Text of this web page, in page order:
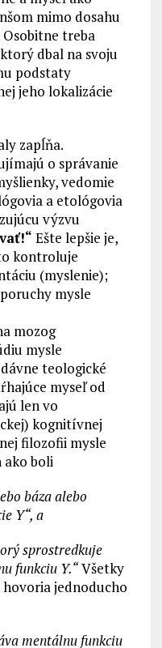
mimo dosahu
treba
dbal na svoju
podstaty
jeho lokalizácie
zapĺňa.
o správanie
vedomie
a etológovia
výzvu
Ešte lepšie je,
kontroluje
(myslenie);
mysle
mozog
mysle
teologické
myseľ od
len vo
kognitívnej
filozofii mysle
ako boli
báza alebo
Y“, a
sprostredkuje
funkciu Y.“Všetky
jednoducho
mentálnu funkciu